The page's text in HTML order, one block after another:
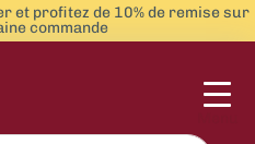
et profitez de 10% de remise sur
commande